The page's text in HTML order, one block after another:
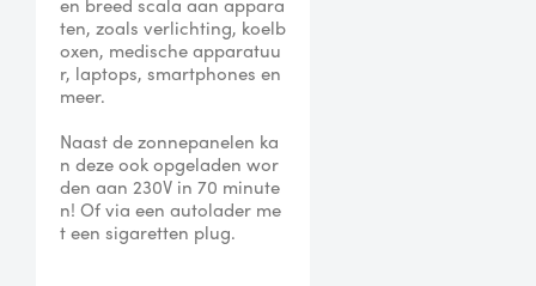
ten, zoals verlichting, koelb
oxen, medische apparatuu
r, laptops, smartphones en
meer.
Naast de zonnepanelen ka
n deze ook opgeladen wor
den aan 230V in 70 minute
n! Of via een autolader me
t een sigaretten plug.